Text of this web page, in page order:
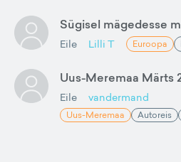
Sügisel mägedesse
Eile Lilli T Euroopa
Uus-Meremaa Märts
Eile vandermand
Uus-Meremaa Autoreis